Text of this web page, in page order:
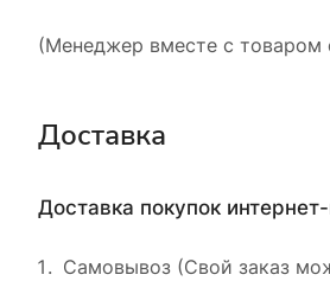
(Менеджер вместе с товаром
Доставка
Доставка покупок
Самовывоз (Свой заказ